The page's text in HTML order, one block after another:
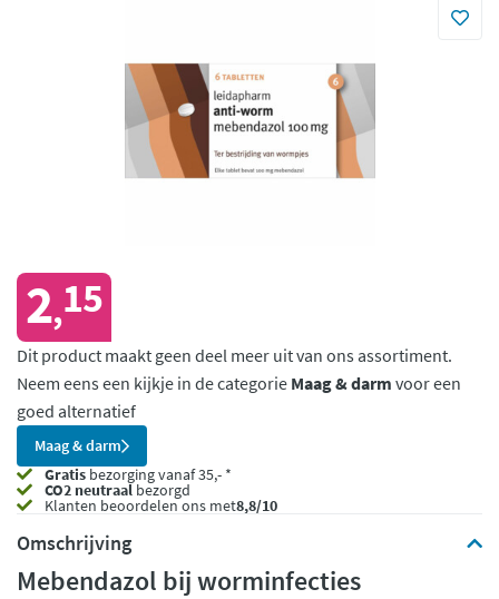
2,15
Dit product maakt geen deel meer uit van ons assortiment.
Neem eens een kijkje in de categorie Maag & darm voor een
goed alternatief
Maag & darm
Gratis bezorging vanaf 35,- *
CO2 neutraalbezorgd
Klanten beoordelen ons met8,8/10
Omschrijving
Mebendazol bij worminfecties